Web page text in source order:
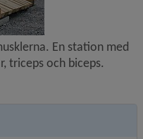
En station med
triceps och biceps.